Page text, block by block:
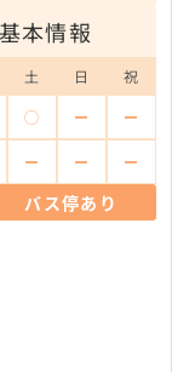
本情報
土 日 祝
◯ ー ー
ー ー ー
バス停あり